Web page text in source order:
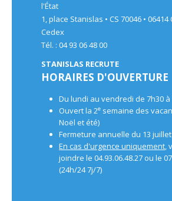
l'État
1, place Stanislas • CS 70046 • 06414
Cedex
Tél. : 04 93 06 48 00
STANISLAS RECRUTE
HORAIRES D'OUVERTURE
Du lundi au vendredi de 7h30 à
Ouvert la 2e semaine des
Noël et été)
Fermeture annuelle du 13
En cas d'urgence uniquement,
joindre le 04.93.06.48.27 ou le
(24h/24 7j/7)